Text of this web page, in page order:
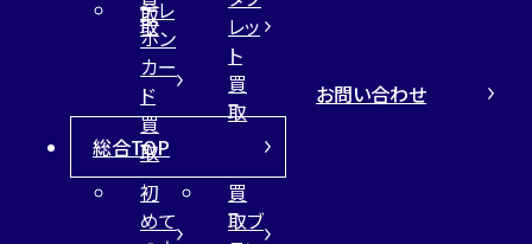
取
取
レッ
ト
買
取
テレ
ホン
カー
ド
買
取
総合TOP
初
めて
買
取ブ
お問い合わせ